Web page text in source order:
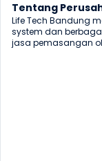
Tentang
Life Tech Bandung
system dan
jasa pemasangan